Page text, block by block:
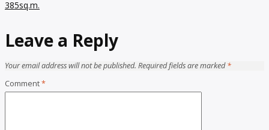
385sq.m.
Leave a Reply
Your email address will not be published. Required fields are marked*
Comment*